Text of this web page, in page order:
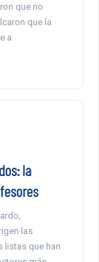
que no
que la
a
la
las
listas que han